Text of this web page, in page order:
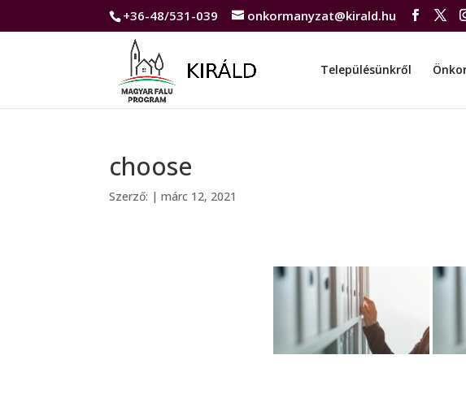
+36-48/531-039 onkormanyzat@kirald.hu
Településünkről
choose
Szerző: |márc 12, 2021